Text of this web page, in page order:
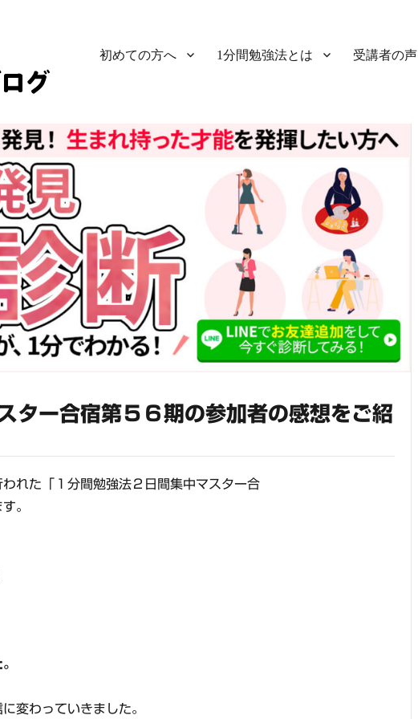
初めての方へ 1分間勉強法とは 受講者の声
ター合宿第５６期の参加者の感想をご紹
れた「１分間勉強法２日間集中マスター合
。
変わっていきました。